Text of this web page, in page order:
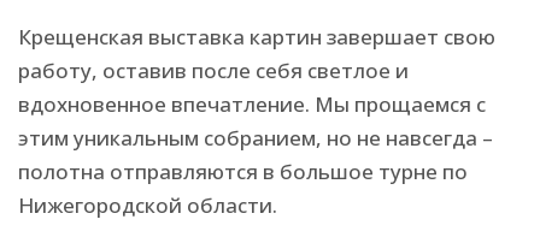
Крещенская выставка картин завершает свою
работу, оставив после себя светлое и
вдохновенное впечатление. Мы прощаемся с
этим уникальным собранием, но не навсегда –
полотна отправляются в большое турне по
Нижегородской области.